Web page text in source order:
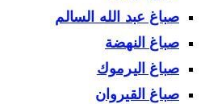
صباغ عبد الله السالم
صباغ النهضة
صباغ اليرموك
صباغ القيروان